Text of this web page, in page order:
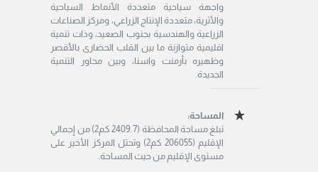
واجهة سياحية متعددة الأنماط السياحية
والأثرية، متعددة الإنتاج الزراعي، ومركز الصناعات
الزراعية والهندسية بجنوب الصعيد، وذات تنمية
اقليمية متوازنة ما بين القلب الحضارى بالأقصر
وظهيره بأرمنت واسنا، وبين محاور التنمية
الجديدة.
المساحة:
تبلغ مساحة المحافظة (2409.7 كم2) من إجمالي
الإقليم (206055 كم2) وتحتل المركز الأخير على
مستوى الإقليم من حيث المساحة.